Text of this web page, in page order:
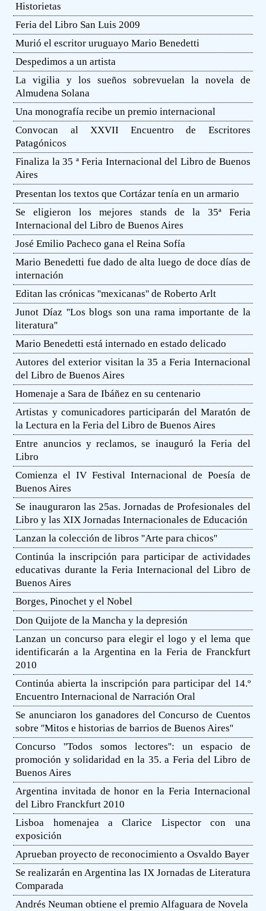
Historietas
Feria del Libro San Luis 2009
Murió el escritor uruguayo Mario Benedetti
Despedimos a un artista
La vigilia y los sueños sobrevuelan la novela de
Almudena Solana
Una monografía recibe un premio internacional
Convocan al XXVII Encuentro de Escritores
Patagónicos
Finaliza la 35 ª Feria Internacional del Libro de Buenos
Aires
Presentan los textos que Cortázar tenía en un armario
Se eligieron los mejores stands de la 35ª Feria
Internacional del Libro de Buenos Aires
José Emilio Pacheco gana el Reina Sofía
Mario Benedetti fue dado de alta luego de doce días de
internación
Editan las crónicas ''mexicanas'' de Roberto Arlt
Junot Díaz ''Los blogs son una rama importante de la
literatura''
Mario Benedetti está internado en estado delicado
Autores del exterior visitan la 35 a Feria Internacional
del Libro de Buenos Aires
Homenaje a Sara de Ibáñez en su centenario
Artistas y comunicadores participarán del Maratón de
la Lectura en la Feria del Libro de Buenos Aires
Entre anuncios y reclamos, se inauguró la Feria del
Libro
Comienza el IV Festival Internacional de Poesía de
Buenos Aires
Se inauguraron las 25as. Jornadas de Profesionales del
Libro y las XIX Jornadas Internacionales de Educación
Lanzan la colección de libros ''Arte para chicos''
Continúa la inscripción para participar de actividades
educativas durante la Feria Internacional del Libro de
Buenos Aires
Borges, Pinochet y el Nobel
Don Quijote de la Mancha y la depresión
Lanzan un concurso para elegir el logo y el lema que
identificarán a la Argentina en la Feria de Franckfurt
2010
Continúa abierta la inscripción para participar del 14.º
Encuentro Internacional de Narración Oral
Se anunciaron los ganadores del Concurso de Cuentos
sobre ''Mitos e historias de barrios de Buenos Aires''
Concurso ''Todos somos lectores'': un espacio de
promoción y solidaridad en la 35. a Feria del Libro de
Buenos Aires
Argentina invitada de honor en la Feria Internacional
del Libro Franckfurt 2010
Lisboa homenajea a Clarice Lispector con una
exposición
Aprueban proyecto de reconocimiento a Osvaldo Bayer
Se realizarán en Argentina las IX Jornadas de Literatura
Comparada
Andrés Neuman obtiene el premio Alfaguara de Novela